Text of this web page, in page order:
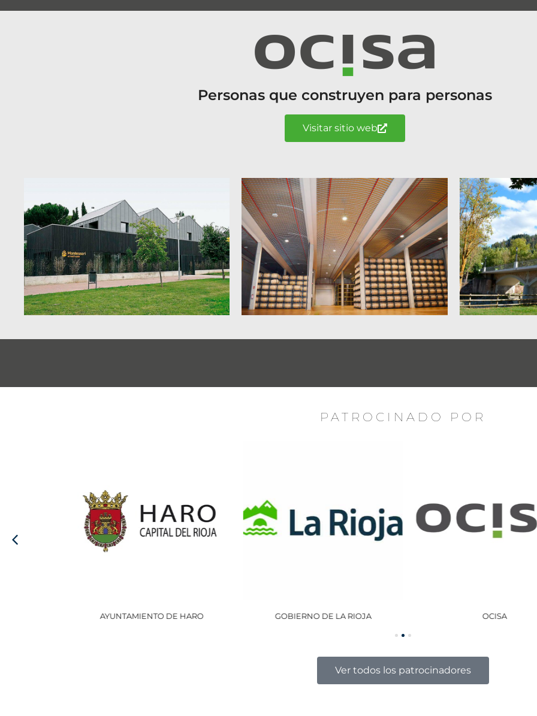
Personas que construyen para personas
Visitar sitio web
PATROCINADO POR
AYUNTAMIENTO DE HARO GOBIERNO DE LA RIOJA OCISA
Ver todos los patrocinadores